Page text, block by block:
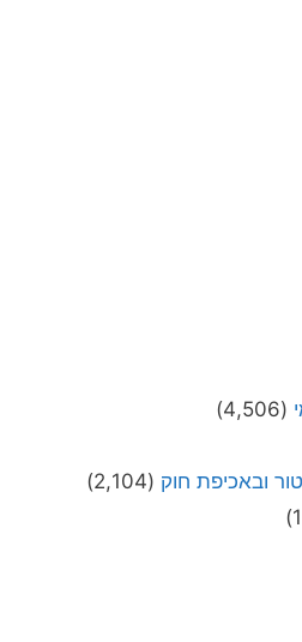
(4,506)
ובאכיפת חוק (2,104)